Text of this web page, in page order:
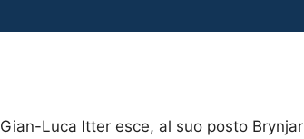
Gian-Luca Itter esce, al suo posto Brynjar